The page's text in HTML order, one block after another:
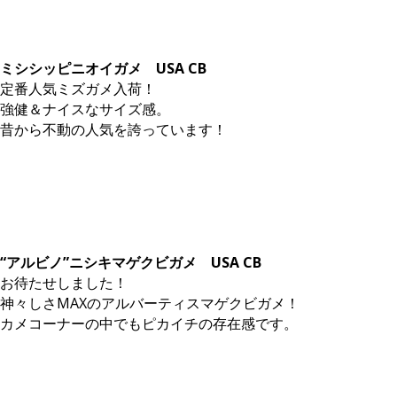
ミシシッピニオイガメ USA CB
定番人気ミズガメ入荷！
強健＆ナイスなサイズ感。
昔から不動の人気を誇っています！
“アルビノ”ニシキマゲクビガメ USA CB
お待たせしました！
神々しさMAXのアルバーティスマゲクビガメ！
カメコーナーの中でもピカイチの存在感です。